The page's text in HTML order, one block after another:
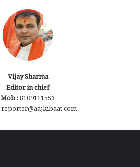
Vijay Sharma
Editor in chief
Mob :8109111553
reporter@aajkibaat.com